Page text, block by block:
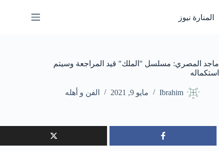
إلى
المحتوى
المنارة نيوز
ماجد المصري: مسلسل "الملك" قيد المراجعة وسيتم
استكماله
Ibrahim مايو 9, 2021 الفن و أهله